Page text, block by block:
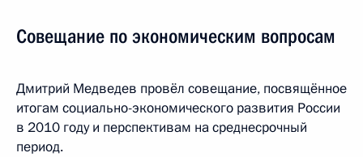
Совещание по экономическим вопросам
Дмитрий Медведев провёл совещание, посвящённое
итогам социально-экономического развития России
в 2010 году и перспективам на среднесрочный
период.